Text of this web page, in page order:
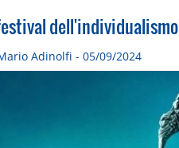
dell'individualismo
Adinolfi - 05/09/2024